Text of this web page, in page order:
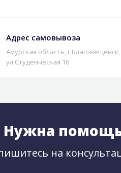
Адрес самовывоза
Амурская область, г.Благовещенск,
ул.Студенческая 16
Нужна помощь
на